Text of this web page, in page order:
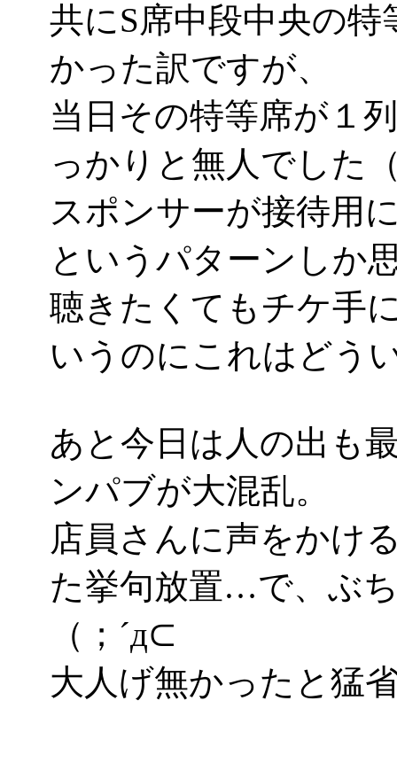
共にS席中段中央の
かった訳ですが、
当日その特等席が１
っかりと無人でした
スポンサーが接待用
というパターンしか
聴きたくてもチケ手
いうのにこれはどう
あと今日は人の出も
ンパブが大混乱。
店員さんに声をかけ
た挙句放置…で、ぶ
（；´д⊂
大人げ無かったと猛